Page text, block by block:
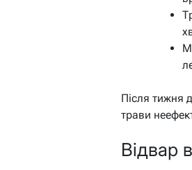
Після тижня
трави
Відвар